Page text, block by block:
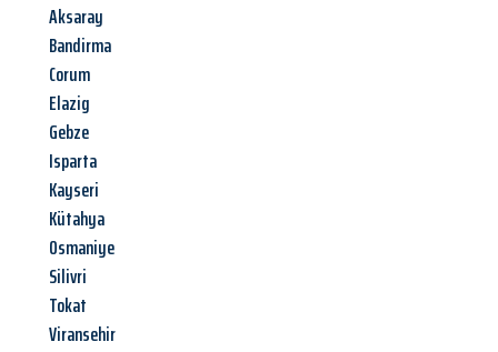
Aksaray
Bandirma
Corum
Elazig
Gebze
Isparta
Kayseri
Kütahya
Osmaniye
Silivri
Tokat
Viransehir